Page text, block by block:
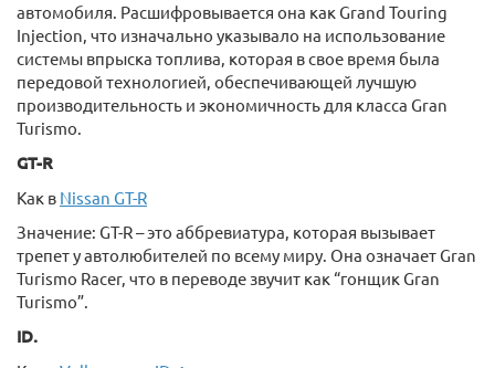
автомобиля. Расшифровывается она как Grand Touring
Injection, что изначально указывало на использование
системы впрыска топлива, которая в свое время была
передовой технологией, обеспечивающей лучшую
производительность и экономичность для класса Gran
Turismo.
GT-R
Как в Nissan GT-R
Значение: GT-R – это аббревиатура, которая вызывает
трепет у автолюбителей по всему миру. Она означает Gran
Turismo Racer, что в переводе звучит как “гонщик Gran
Turismo”.
ID.